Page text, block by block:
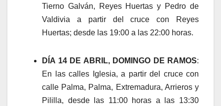
Tierno Galván, Reyes Huertas y Pedro de
Valdivia a partir del cruce con Reyes
Huertas; desde las 19:00 a las 22:00 horas.
DÍA 14 DE ABRIL, DOMINGO DE RAMOS:
En las calles Iglesia, a partir del cruce con
calle Palma, Palma, Extremadura, Arrieros y
Pililla, desde las 11:00 horas a las 13:30